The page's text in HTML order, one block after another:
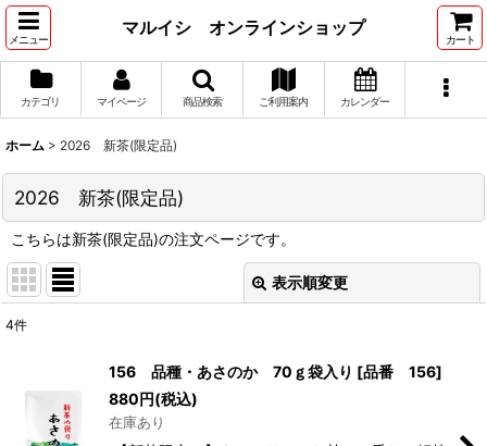
メニュー
マルイシ オンラインショップ
カート
カテゴリ マイページ 商品検索 ご利用案内 カレンダー
ホーム > 2026 新茶(限定品)
2026 新茶(限定品)
こちらは新茶(限定品)の注文ページです。
表示順変更
並び順:
4件
156 品種・あさのか 70ｇ袋入り [品番 156]
880円(税込)
在庫あり